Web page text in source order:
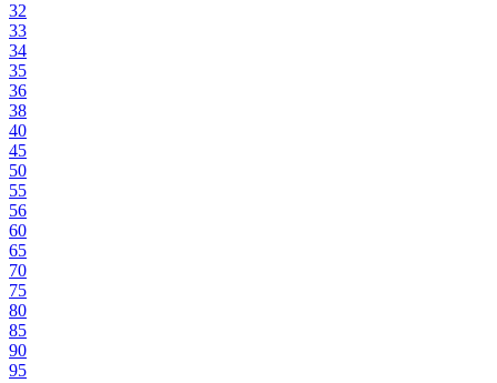
32
33
34
35
36
38
40
45
50
55
56
60
65
70
75
80
85
90
95